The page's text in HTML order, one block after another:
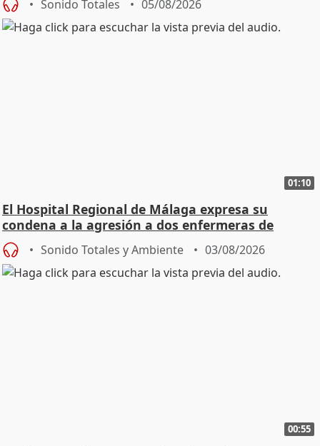
Sonido Totales 05/08/2026
01:10
El Hospital Regional de Málaga expresa su
condena a la agresión a dos enfermeras de
Urgencias
Sonido Totales y Ambiente 03/08/2026
00:55